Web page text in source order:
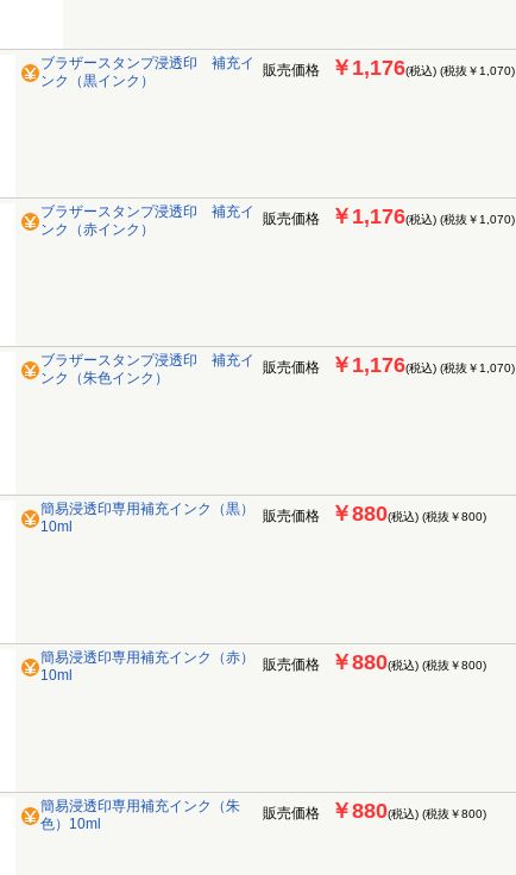
ブラザースタンプ浸透印 補充イ
ンク（黒インク）
販売価格 ￥1,176(税込) (税抜￥1,070)
ブラザースタンプ浸透印 補充イ
ンク（赤インク）
販売価格 ￥1,176(税込) (税抜￥1,070)
ブラザースタンプ浸透印 補充イ
ンク（朱色インク）
販売価格 ￥1,176(税込) (税抜￥1,070)
簡易浸透印専用補充インク（黒）
10ml
販売価格 ￥880(税込) (税抜￥800)
簡易浸透印専用補充インク（赤）
10ml
販売価格 ￥880(税込) (税抜￥800)
簡易浸透印専用補充インク（朱
色）10ml
販売価格 ￥880(税込) (税抜￥800)